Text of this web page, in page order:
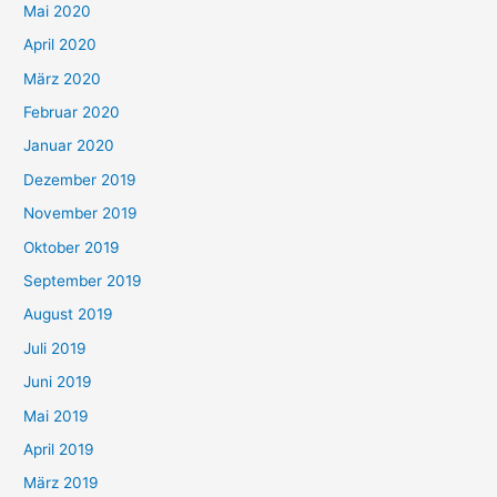
Mai 2020
April 2020
März 2020
Februar 2020
Januar 2020
Dezember 2019
November 2019
Oktober 2019
September 2019
August 2019
Juli 2019
Juni 2019
Mai 2019
April 2019
März 2019